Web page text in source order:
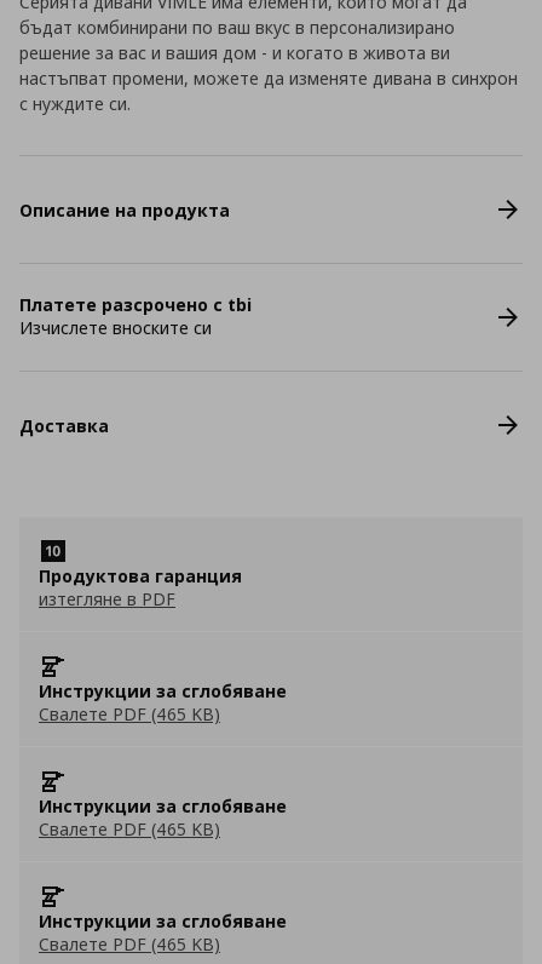
бъдат комбинирани по ваш вкус в персонализирано
решение за вас и вашия дом - и когато в живота ви
настъпват промени, можете да изменяте дивана в синхрон
с нуждите си.
Описание на продукта
Платете разсрочено с tbi
Изчислете вноските си
Доставка
Продуктова гаранция
изтегляне в PDF
Инструкции за сглобяване
Свалете PDF (465 KB)
Инструкции за сглобяване
Свалете PDF (465 KB)
Инструкции за сглобяване
Свалете PDF (465 KB)